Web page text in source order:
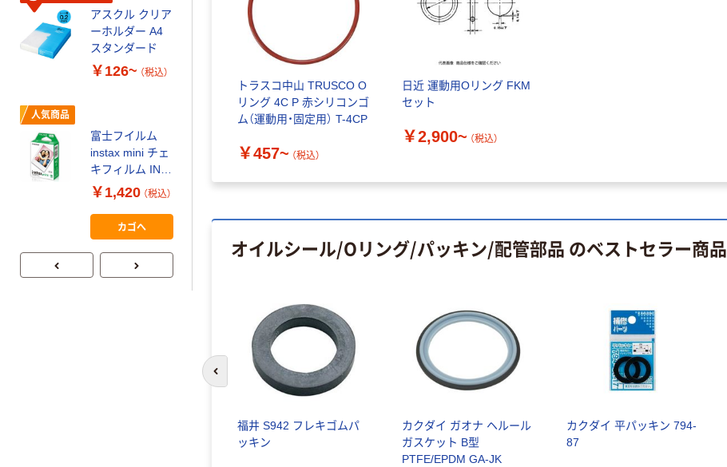
トラスコ中山 TRUSCO O
リング 4C P 赤シリコンゴ
ム（運動用・固定用） T-4CP
￥457~ （税込）
日近 運動用Oリング FKM
セット
￥2,900~ （税込）
オイルシール/Oリング/パッキン/配管部品 のベストセラー商品
福井 S942 フレキゴムパ
ッキン
カクダイ ガオナ ヘルール
ガスケット B型
PTFE/EPDM GA-JK
カクダイ 平パッキン 794-
87
前のスライドへ
アスクル クリア
ーホルダー A4
スタンダード
￥126~ （税込）
人気商品
富士フイルム
instax mini チェ
キフィルム INS
MINI JP1 1パッ
ク（10枚入り）
￥1,420 （税込）
カゴへ
オリジナル
コピー用紙 マ
ルチペーパー
スーパーエコノ
ミー+
￥149~ （税込）
本気プライス
スクル 現場のチ
0.22mm 布テー
￥145~ （税込）
オリジナル
ナル ラミネー
トフィルム A4
サイズ
本気プライス
中判 再生紙
FSC認証 シング
企画 オリジナル
￥149~ （税込）
エスワン（OS-1）